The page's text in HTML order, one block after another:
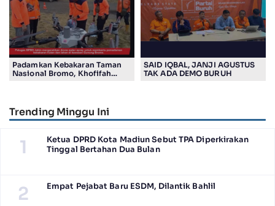
Padamkan Kebakaran Taman
Nasional Bromo, Khofifah
SAID IQBAL, JANJI AGUSTUS
TAK ADA DEMO BURUH
Trending Minggu Ini
1
Ketua DPRD Kota Madiun Sebut TPA Diperkirakan
Tinggal Bertahan Dua Bulan
2 Empat Pejabat Baru ESDM, Dilantik Bahlil